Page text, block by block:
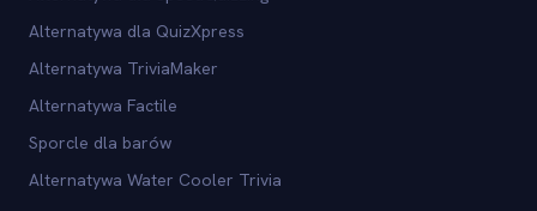
Alternatywa dla QuizXpress
Alternatywa TriviaMaker
Alternatywa Factile
Sporcle dla barów
Alternatywa Water Cooler Trivia